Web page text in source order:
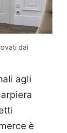
dai
agli
è